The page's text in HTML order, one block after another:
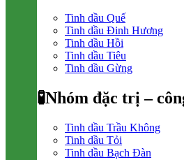
Tinh dầu Quế
Tinh dầu Đinh Hương
Tinh dầu Hồi
Tinh dầu Tiêu
Tinh dầu Gừng
🧪Nhóm đặc trị –
Tinh dầu Trầu Không
Tinh dầu Tỏi
Tinh dầu Bạch Đàn